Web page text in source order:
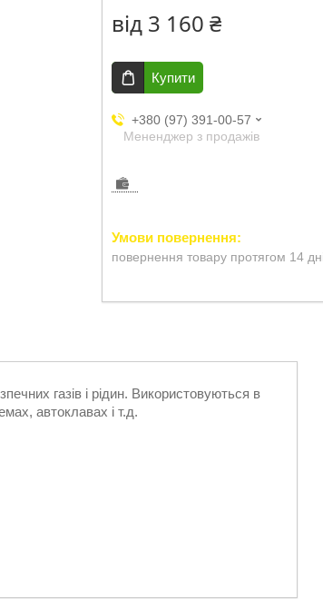
від 3 160 ₴
Купити
+380 (97) 391-00-57
Мененджер з продажів
повернення товару протягом 14
газів і рідин. Використовуються в
автоклавах і т.д.